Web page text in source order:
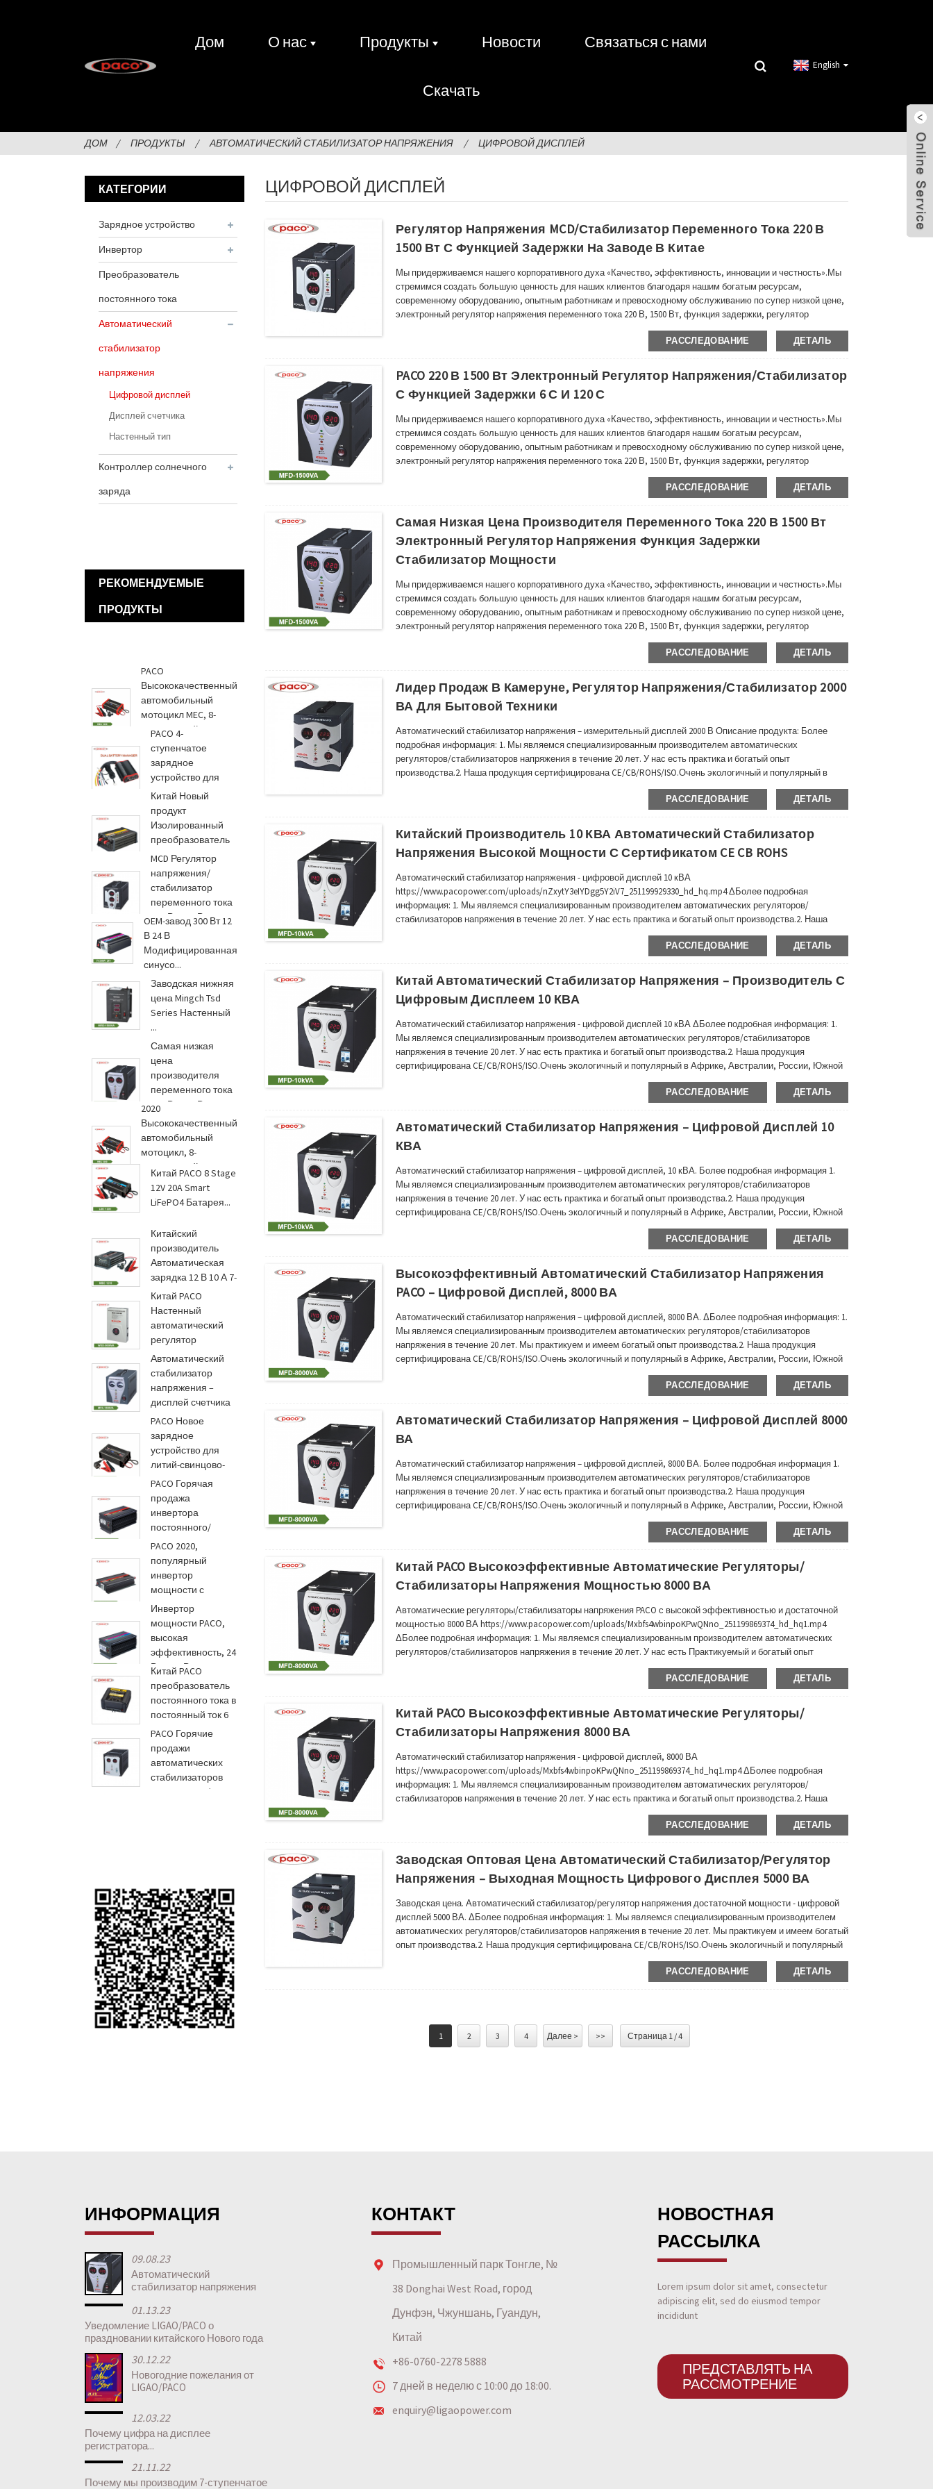
Дом О нас Продукты Новости Связаться с нами
Скачать
English
ДОМ ПРОДУКТЫ АВТОМАТИЧЕСКИЙ СТАБИЛИЗАТОР НАПРЯЖЕНИЯ ЦИФРОВОЙ ДИСПЛЕЙ
КАТЕГОРИИ
Зарядное устройство
Инвертор
Преобразователь
постоянного тока
Автоматический
стабилизатор
напряжения
Цифровой дисплей
Дисплей счетчика
Настенный тип
Контроллер солнечного
заряда
РЕКОМЕНДУЕМЫЕ
ПРОДУКТЫ
PACO
Высококачественный
автомобильный
мотоцикл MEC, 8-
ступенчатый Power
C...
PACO 4-
ступенчатое
зарядное
устройство для
литиевых
аккумуляторов...
Китай Новый
продукт
Изолированный
преобразователь
постоянного тока в
постоянный ток 20
А 24 В...
MCD Регулятор
напряжения/
стабилизатор
переменного тока
220 В 1500 Вт с
задержкой...
OEM-завод 300 Вт 12
В 24 В
Модифицированная
синусо...
Заводская нижняя
цена Mingch Tsd
Series Настенный
...
Самая низкая
цена
производителя
переменного тока
220 В 1500 Вт
Электронный В...
2020
Высококачественный
автомобильный
мотоцикл, 8-
ступенчатый Power
Китай PACO 8 Stage
12V 20A Smart
LiFePO4 Батарея...
Китайский
производитель
Автоматическая
зарядка 12 В 10 А 7-
ступенчатая...
Китай PACO
Настенный
автоматический
регулятор
напряжения...
Автоматический
стабилизатор
напряжения –
дисплей счетчика
1...
PACO Новое
зарядное
устройство для
литий-свинцово-
кислотных
аккумуляторов 12...
PACO Горячая
продажа
инвертора
постоянного/
переменного тока
с аккумулятором...
PACO 2020,
популярный
инвертор
мощности с
зарядным
устройством 80...
Инвертор
мощности PACO,
высокая
эффективность, 24
В, 5000 Вт,
модификация...
Китай PACO
преобразователь
постоянного тока в
постоянный ток 6
ампер пр...
PACO Горячие
продажи
автоматических
стабилизаторов
напряжения/регу...
ЦИФРОВОЙ ДИСПЛЕЙ
Регулятор Напряжения MCD/стабилизатор Переменного Тока 220 В
1500 Вт С Функцией Задержки На Заводе В Китае
Мы придерживаемся нашего корпоративного духа «Качество, эффективность, инновации и честность».Мы
стремимся создать большую ценность для наших клиентов благодаря нашим богатым ресурсам,
современному оборудованию, опытным работникам и превосходному обслуживанию по супер низкой цене,
электронный регулятор напряжения переменного тока 220 В, 1500 Вт, функция задержки, регулятор
мощности, особое внимание уделяется упаковке решений, чтобы избежать каких-либо повреждений во
время транспортировки. ,Подробное внимание к полезным отзывам и предложениям наших экспертов...
РАССЛЕДОВАНИЕ ДЕТАЛЬ
PACO 220 В 1500 Вт Электронный Регулятор Напряжения/стабилизатор
С Функцией Задержки 6 С И 120 С
Мы придерживаемся нашего корпоративного духа «Качество, эффективность, инновации и честность».Мы
стремимся создать большую ценность для наших клиентов благодаря нашим богатым ресурсам,
современному оборудованию, опытным работникам и превосходному обслуживанию по супер низкой цене,
электронный регулятор напряжения переменного тока 220 В, 1500 Вт, функция задержки, регулятор
мощности, особое внимание уделяется упаковке решений, чтобы избежать каких-либо повреждений во
время транспортировки. ,Подробное внимание к полезным отзывам и предложениям наших экспертов...
РАССЛЕДОВАНИЕ ДЕТАЛЬ
Самая Низкая Цена Производителя Переменного Тока 220 В 1500 Вт
Электронный Регулятор Напряжения Функция Задержки
Стабилизатор Мощности
Мы придерживаемся нашего корпоративного духа «Качество, эффективность, инновации и честность».Мы
стремимся создать большую ценность для наших клиентов благодаря нашим богатым ресурсам,
современному оборудованию, опытным работникам и превосходному обслуживанию по супер низкой цене,
электронный регулятор напряжения переменного тока 220 В, 1500 Вт, функция задержки, регулятор
мощности, особое внимание уделяется упаковке решений, чтобы избежать каких-либо повреждений во
время транспортировки. ,Подробное внимание к полезным отзывам и предложениям наших экспертов...
РАССЛЕДОВАНИЕ ДЕТАЛЬ
Лидер Продаж В Камеруне, Регулятор Напряжения/стабилизатор 2000
ВА Для Бытовой Техники
Автоматический стабилизатор напряжения – измерительный дисплей 2000 В Описание продукта: Более
подробная информация: 1. Мы являемся специализированным производителем автоматических
регуляторов/стабилизаторов напряжения в течение 20 лет. У нас есть практика и богатый опыт
производства.2. Наша продукция сертифицирована CE/CB/ROHS/ISO.Очень экологичный и популярный в
Африке, Австралии, России, Южной и Юго-Восточной Азии, Южной Америке и многих других странах и
регионах.3. Наш автоматический стабилизатор напряжения/регу...РАССЛЕДОВАНИЕ ДЕТАЛЬ
Китайский Производитель 10 КВА Автоматический Стабилизатор
Напряжения Высокой Мощности С Сертификатом CE CB ROHS
Автоматический стабилизатор напряжения - цифровой дисплей 10 кВА
https://www.pacopower.com/uploads/nZxytY3eIYDgg5Y2iV7_251199929330_hd_hq.mp4 ΔБолее подробная
информация: 1. Мы являемся специализированным производителем автоматических регуляторов/
стабилизаторов напряжения в течение 20 лет. У нас есть практика и богатый опыт производства.2. Наша
продукция сертифицирована CE/CB/ROHS/ISO.Очень экологичный и популярный в Африке, Австралии,
России, Южной и Юго-Восточной Азии, Южной Америке и многих других странах и...
РАССЛЕДОВАНИЕ ДЕТАЛЬ
Китай Автоматический Стабилизатор Напряжения – Производитель С
Цифровым Дисплеем 10 КВА
Автоматический стабилизатор напряжения - цифровой дисплей 10 кВА ΔБолее подробная информация: 1.
Мы являемся специализированным производителем автоматических регуляторов/стабилизаторов
напряжения в течение 20 лет. У нас есть практика и богатый опыт производства.2. Наша продукция
сертифицирована CE/CB/ROHS/ISO.Очень экологичный и популярный в Африке, Австралии, России, Южной
и Юго-Восточной Азии, Южной Америке и многих других странах и регионах.3. Наш автоматический
стабилизатор/регулятор напряжения имеет широкий диапазон регулирования напряжения.
РАССЛЕДОВАНИЕ ДЕТАЛЬ
Автоматический Стабилизатор Напряжения – Цифровой Дисплей 10
КВА
Автоматический стабилизатор напряжения – цифровой дисплей, 10 кВА. Более подробная информация 1.
Мы являемся специализированным производителем автоматических регуляторов/стабилизаторов
напряжения в течение 20 лет. У нас есть практика и богатый опыт производства.2. Наша продукция
сертифицирована CE/CB/ROHS/ISO.Очень экологичный и популярный в Африке, Австралии, России, Южной
и Юго-Восточной Азии, Южной Америке и многих других странах и регионах.3. Наш автоматический
стабилизатор/регулятор напряжения имеет широкий диапазон регулирования напряжения.
РАССЛЕДОВАНИЕ ДЕТАЛЬ
Высокоэффективный Автоматический Стабилизатор Напряжения
PACO – Цифровой Дисплей, 8000 ВА
Автоматический стабилизатор напряжения – цифровой дисплей, 8000 ВА. ΔБолее подробная информация: 1.
Мы являемся специализированным производителем автоматических регуляторов/стабилизаторов
напряжения в течение 20 лет. Мы практикуем и имеем богатый опыт производства.2. Наша продукция
сертифицирована CE/CB/ROHS/ISO.Очень экологичный и популярный в Африке, Австралии, России, Южной
и Юго-Восточной Азии, Южной Америке и многих других странах и регионах.3. Наш автоматический
стабилизатор/регулятор напряжения имеет широкий диапазон напряжения...
РАССЛЕДОВАНИЕ ДЕТАЛЬ
Автоматический Стабилизатор Напряжения – Цифровой Дисплей 8000
ВА
Автоматический стабилизатор напряжения – цифровой дисплей, 8000 ВА. Более подробная информация 1.
Мы являемся специализированным производителем автоматических регуляторов/стабилизаторов
напряжения в течение 20 лет. У нас есть практика и богатый опыт производства.2. Наша продукция
сертифицирована CE/CB/ROHS/ISO.Очень экологичный и популярный в Африке, Австралии, России, Южной
и Юго-Восточной Азии, Южной Америке и многих других странах и регионах.3. Наш автоматический
стабилизатор/регулятор напряжения имеет широкий диапазон значений напряжения.
РАССЛЕДОВАНИЕ ДЕТАЛЬ
Китай PACO Высокоэффективные Автоматические Регуляторы/
Стабилизаторы Напряжения Мощностью 8000 ВА
Автоматические регуляторы/стабилизаторы напряжения PACO с высокой эффективностью и достаточной
мощностью 8000 ВА https://www.pacopower.com/uploads/Mxbfs4wbinpoKPwQNno_251199869374_hd_hq1.mp4
ΔБолее подробная информация: 1. Мы являемся специализированным производителем автоматических
регуляторов/стабилизаторов напряжения в течение 20 лет. У нас есть Практикуемый и богатый опыт
производства.2. Наша продукция сертифицирована CE/CB/ROHS/ISO.Очень экологичный и популярный в
Африке, Австралии, России, Южной и Юго-Восточной Азии, Южной Америке...
РАССЛЕДОВАНИЕ ДЕТАЛЬ
Китай PACO Высокоэффективные Автоматические Регуляторы/
Стабилизаторы Напряжения 8000 ВА
Автоматический стабилизатор напряжения - цифровой дисплей, 8000 ВА
https://www.pacopower.com/uploads/Mxbfs4wbinpoKPwQNno_251199869374_hd_hq1.mp4 ΔБолее подробная
информация: 1. Мы являемся специализированным производителем автоматических регуляторов/
стабилизаторов напряжения в течение 20 лет. У нас есть практика и богатый опыт производства.2. Наша
продукция сертифицирована CE/CB/ROHS/ISO.Очень экологичный и популярный в Африке, Австралии,
России, Южной и Юго-Восточной Азии, Южной Америке и многих других странах и...
РАССЛЕДОВАНИЕ ДЕТАЛЬ
Заводская Оптовая Цена Автоматический Стабилизатор/регулятор
Напряжения – Выходная Мощность Цифрового Дисплея 5000 ВА
Заводская цена. Автоматический стабилизатор/регулятор напряжения достаточной мощности - цифровой
дисплей 5000 ВА. ΔБолее подробная информация: 1. Мы являемся специализированным производителем
автоматических регуляторов/стабилизаторов напряжения в течение 20 лет. Мы практикуем и имеем богатый
опыт производства.2. Наша продукция сертифицирована CE/CB/ROHS/ISO.Очень экологичный и популярный
в Африке, Австралии, России, Южной и Юго-Восточной Азии, Южной Америке и многих других странах и
РАССЛЕДОВАНИЕ ДЕТАЛЬ
1 2 3 4 Далее > >> Страница 1 / 4
ИНФОРМАЦИЯ
09.08.23
Автоматический
стабилизатор напряжения
01.13.23
Уведомление LIGAO/PACO о
праздновании китайского Нового года
30.12.22
Новогодние пожелания от
LIGAO/PACO
12.03.22
Почему цифра на дисплее
регистратора...
21.11.22
Почему мы производим 7-ступенчатое
КОНТАКТ
Промышленный парк Тонгле, №
38 Donghai West Road, город
Дунфэн, Чжуншань, Гуандун,
Китай
+86-0760-2278 5888
7 дней в неделю с 10:00 до 18:00.
enquiry@ligaopower.com
НОВОСТНАЯ
РАССЫЛКА
Lorem ipsum dolor sit amet, consectetur
adipiscing elit, sed do eiusmod tempor
incididunt
ПРЕДСТАВЛЯТЬ НА
РАССМОТРЕНИЕ